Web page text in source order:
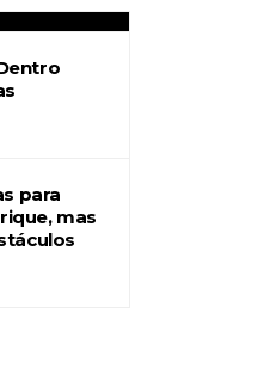
para
mas